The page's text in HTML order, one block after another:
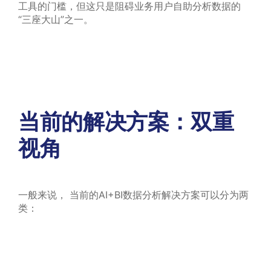
工具的门槛，但这只是阻碍业务用户自助分析数据的
“三座大山”之一。
当前的解决方案：双重
视角
一般来说， 当前的AI+BI数据分析解决方案可以分为两
类：